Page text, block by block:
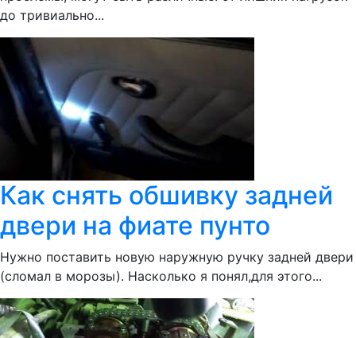
до тривиально...
Как снять обшивку задней
двери на фиате пунто
Нужно поставить новую наружную ручку задней двери
(сломал в морозы). Насколько я понял,для этого...